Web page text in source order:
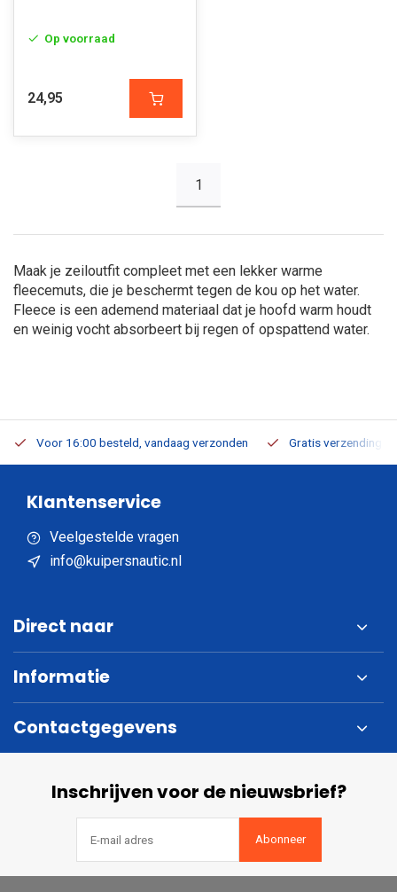
Op voorraad
24,95
1
Maak je zeiloutfit compleet met een lekker warme
fleecemuts, die je beschermt tegen de kou op het water.
Fleece is een ademend materiaal dat je hoofd warm houdt
en weinig vocht absorbeert bij regen of opspattend water.
Voor 16:00 besteld, vandaag verzonden Gratis verzending
Klantenservice
Veelgestelde vragen
info@kuipersnautic.nl
Direct naar
Informatie
Contactgegevens
Inschrijven voor de nieuwsbrief?
Abonneer